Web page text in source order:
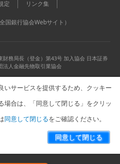
定 リンク集
国銀行協会Webサイト）
財務局長（登金）第43号 加入協会 日本証券
法人金融先物取引業協会
Bank, Ltd. All Rights Reserved.
いサービスを提供するため、クッキー
場合は、「同意して閉じる」をクリッ
同意して閉じるをご確認ください。
同意して閉じる